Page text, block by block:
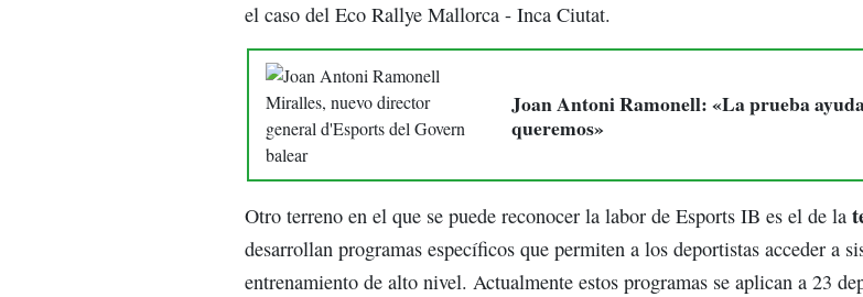
el caso del Eco Rallye Mallorca - Inca Ciutat.
Joan Antoni Ramonell: «La prueba
queremos»
Otro terreno en el que se puede reconocer la labor de Esports IB es el de la
desarrollan programas específicos que permiten a los deportistas acceder a
entrenamiento de alto nivel. Actualmente estos programas se aplican a 23